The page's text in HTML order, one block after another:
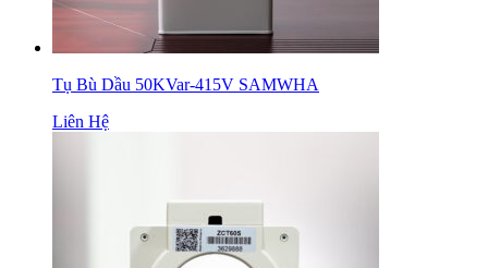
Tụ Bù Dầu 50KVar-415V SAMWHA
Liên Hệ